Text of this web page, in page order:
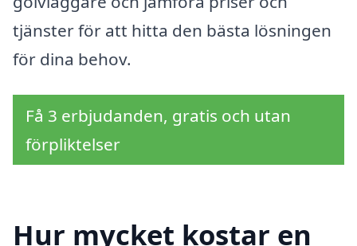
tjänster för att hitta den bästa lösningen
för dina behov.
Få 3 erbjudanden, gratis och utan
förpliktelser
Hur mycket kostar en